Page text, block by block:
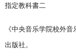
指定教科書二
《中央音乐学院校外
出版社。